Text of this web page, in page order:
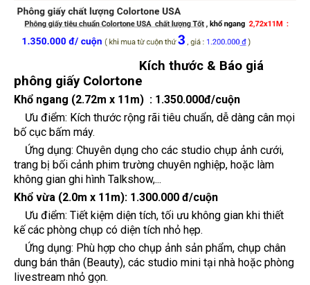
Kích thước & Báo giá
phông giấy Colortone
Khổ ngang (2.72m x 11m) : 1.350.000đ/cuộn
Ưu điểm: Kích thước rộng rãi tiêu chuẩn, dễ dàng cân mọi
bố cục bấm máy.
Ứng dụng: Chuyên dụng cho các studio chụp ảnh cưới,
trang bị bối cảnh phim trường chuyên nghiệp, hoặc làm
không gian ghi hình Talkshow,...
Khổ vừa (2.0m x 11m): 1.300.000 đ/cuộn
Ưu điểm: Tiết kiệm diện tích, tối ưu không gian khi thiết
kế các phòng chụp có diện tích nhỏ hẹp.
Ứng dụng: Phù hợp cho chụp ảnh sản phẩm, chụp chân
dung bán thân (Beauty), các studio mini tại nhà hoặc phòng
livestream nhỏ gọn.